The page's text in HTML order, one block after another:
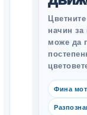
начин за
може да
Фина